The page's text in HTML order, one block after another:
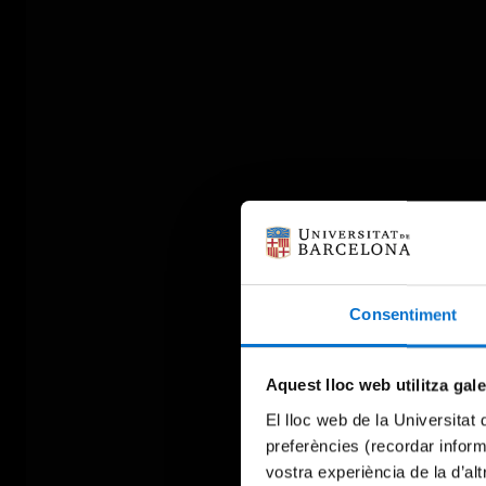
Consentiment
Aquest lloc web utilitza
El lloc web de la Universitat
preferències (recordar
vostra experiència de la